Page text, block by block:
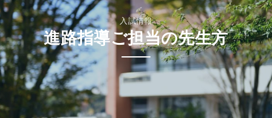
入試情報
進路指導ご担当の先生方